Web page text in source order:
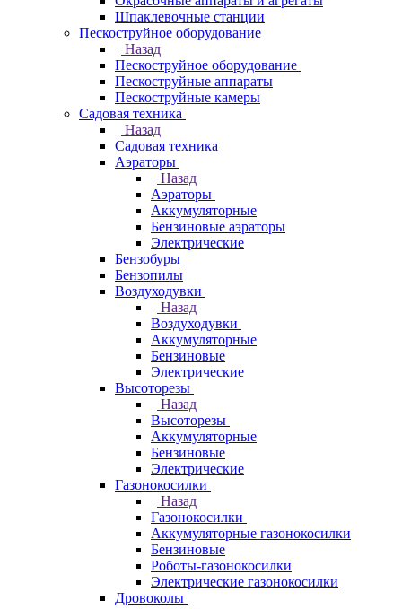
Шпаклевочные станции
Пескоструйное оборудование
Назад
Пескоструйное оборудование
Пескоструйные аппараты
Пескоструйные камеры
Садовая техника
Назад
Садовая техника
Аэраторы
Назад
Аэраторы
Аккумуляторные
Бензиновые аэраторы
Электрические
Бензобуры
Бензопилы
Воздуходувки
Назад
Воздуходувки
Аккумуляторные
Бензиновые
Электрические
Высоторезы
Назад
Высоторезы
Аккумуляторные
Бензиновые
Электрические
Газонокосилки
Назад
Газонокосилки
Аккумуляторные газонокосилки
Бензиновые
Роботы-газонокосилки
Электрические газонокосилки
Дровоколы